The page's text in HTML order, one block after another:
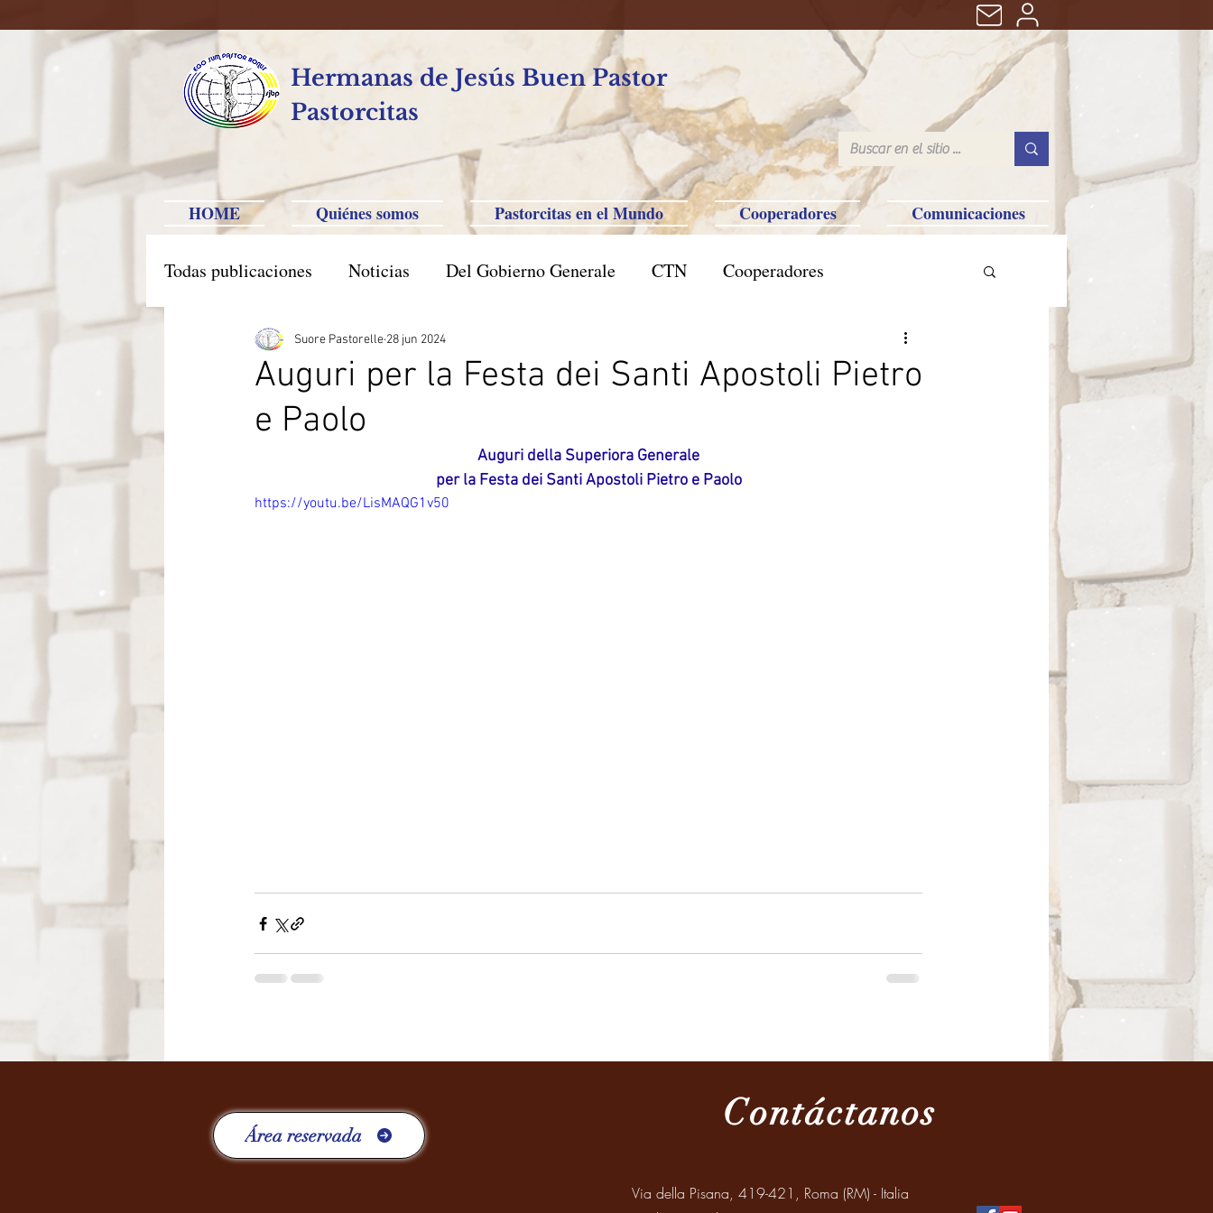
Hermanas de Jesús Buen Pastor
Pastorcitas
HOME Quiénes somos Pastorcitas en el Mundo Cooperadores Comunicaciones
Todas publicaciones Noticias Del Gobierno Generale CTN Cooperadores
América Hispana Brasil Caxias do Sul Filipinas-Australia-Saipan-Taiwan
Itália-Albania-Mozambico
Auguri per la Festa dei Santi Apostoli Pietro
e Paolo
Suore Pastorelle 28 jun 2024
Auguri della Superiora Generale
per la Festa dei Santi Apostoli Pietro e Paolo
https://youtu.be/LisMAQG1v50
Área reservada Contáctanos
Via della Pisana, 419-421, Roma (RM) - Italia